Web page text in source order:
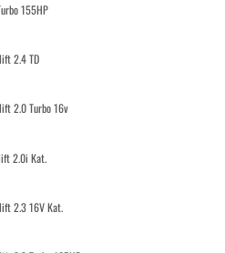
155HP
2.4 TD
2.0 Turbo 16v
2.0i Kat.
2.3 16V Kat.